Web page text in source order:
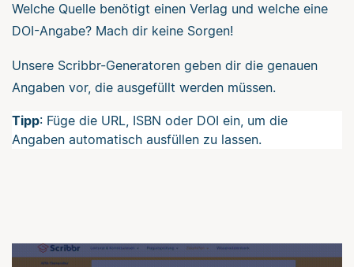
Welche Quelle benötigt einen Verlag und welche eine
DOI-Angabe? Mach dir keine Sorgen!
Unsere Scribbr-Generatoren geben dir die genauen
Angaben vor, die ausgefüllt werden müssen.
Tipp: Füge die URL, ISBN oder DOI ein, um die
Angaben automatisch ausfüllen zu lassen.